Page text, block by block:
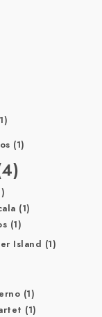
(1)
(1)
(1)
Island (1)
(1)
(1)